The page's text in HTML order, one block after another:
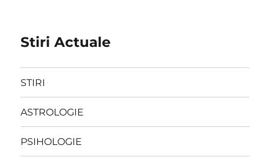
Stiri Actuale
STIRI
ASTROLOGIE
PSIHOLOGIE